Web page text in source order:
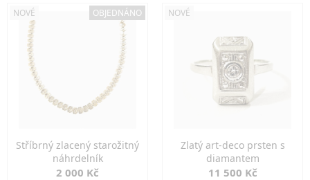
NOVÉ OBJEDNÁNO
Stříbrný zlacený starožitný
náhrdelník
2 000 Kč
NOVÉ
Zlatý art-deco prsten s
diamantem
11 500 Kč